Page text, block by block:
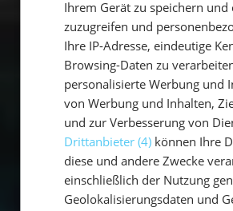
Ihrem Gerät zu speichern und
zuzugreifen und
Ihre IP-Adresse, eindeutige
Browsing-Daten zu
personalisierte Werbung und
von Werbung und Inhalten,
und zur Verbesserung von
Drittanbieter (4)können Ihre
diese und andere Zwecke
einschließlich der Nutzung
Geolokalisierungsdaten und